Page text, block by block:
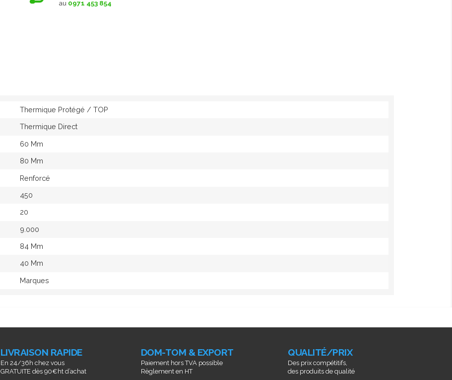
au 0971 453 854
Thermique Protégé / TOP
Thermique Direct
60 Mm
80 Mm
Renforcé
450
20
9.000
84 Mm
40 Mm
Marques
LIVRAISON RAPIDE
En 24/36h chez vous
GRATUITE dès 90€ht d’achat
DOM-TOM & EXPORT
Paiement hors TVA possible
Règlement en HT
QUALITÉ/PRIX
Des prix compétitifs,
des produits de qualité